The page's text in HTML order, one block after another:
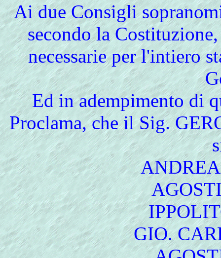
Ai due Consigli
secondo la
necessarie per l'intiero
Ed in adempimento di
Proclama, che il Sig.
GIO.